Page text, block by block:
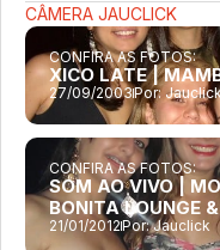
CÂMERA JAUCLICK
CONFIRA AS FOTOS:
XICO LATE |
27/09/2003Por:
CONFIRA AS FOTOS:
SOM AO VIVO |
BONITA LOUNGE
21/01/2012Por:Jauclick